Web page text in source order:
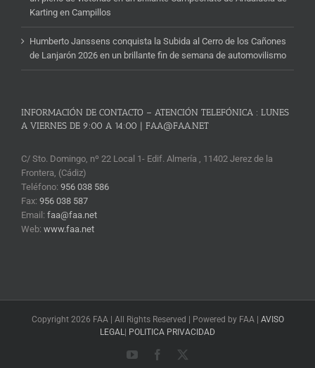
Karting en Campillos
Humberto Janssens conquista la Subida al Cerro de los Cañones
de Lanjarón 2026 en un brillante fin de semana de automovilismo
INFORMACIÓN DE CONTACTO – ATENCIÓN TELEFÓNICA : LUNES
A VIERNES DE 9:00 A 14:00 | FAA@FAA.NET
C/ Sto. Domingo, nº 22 Local 1- Edif. Almería , 11402 Jerez de la
Frontera, (Cádiz)
Teléfono: 956 038 586
Fax: 956 038 587
Email: faa@faa.net
Web: www.faa.net
Copyright 2026 FAA | All Rights Reserved | Powered by FAA | AVISO
LEGAL | POLITICA PRIVACIDAD
YouTubeFacebook